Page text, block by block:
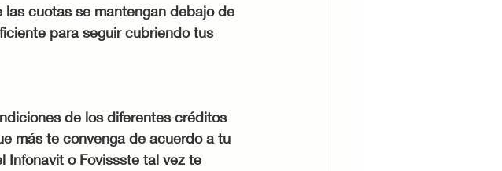
cuotas se mantengan debajo de
para seguir cubriendo tus
de los diferentes créditos
más te convenga de acuerdo a tu
Infonavit o Fovissste tal vez te